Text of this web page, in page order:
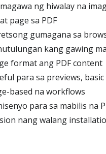
ng hiwalay na
page sa PDF
gumagana sa
kang gawing
format ang PDF content
para sa previews,
based na workflows
para sa mabilis na
nang walang